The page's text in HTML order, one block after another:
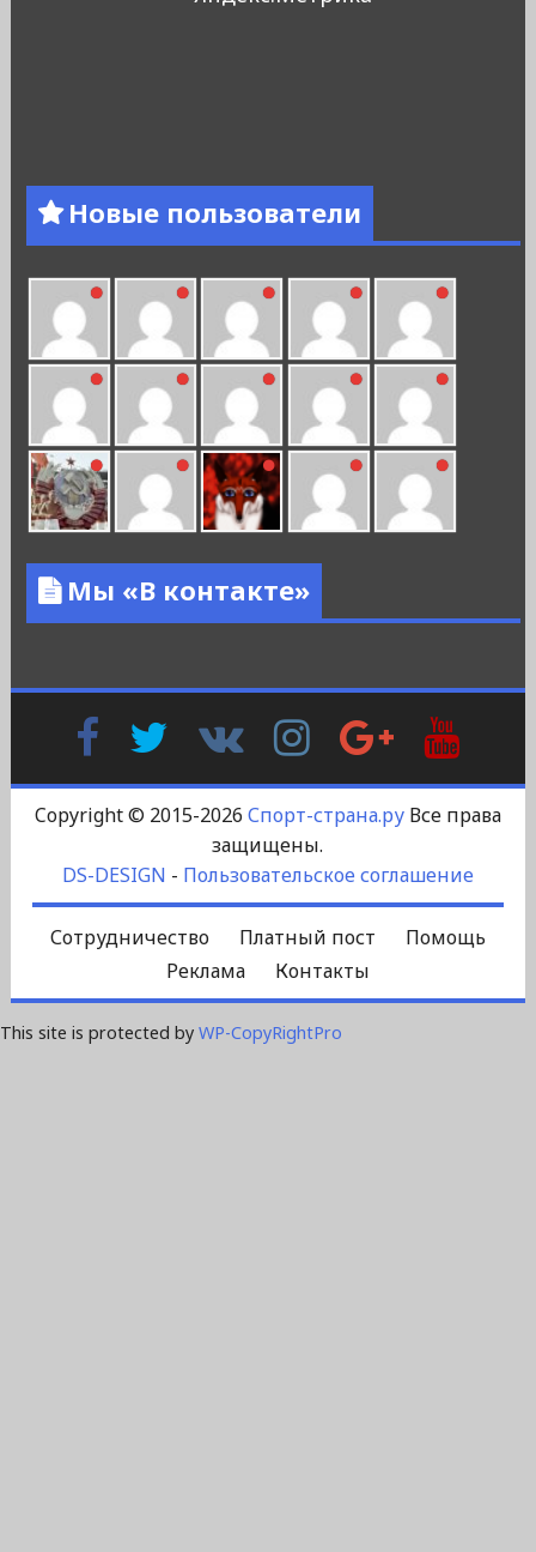
Новые пользователи
Мы «В контакте»
FacebookTwitter
Контакте
InstagramGoogle
Plus
Copyright © 2015-2026 Спорт-страна.руВсе права
защищены.
DS-DESIGN - Пользовательское соглашение
Сотрудничество Платный пост
Помощь
Реклама
Контакты
This site is protected by WP-CopyRightPro